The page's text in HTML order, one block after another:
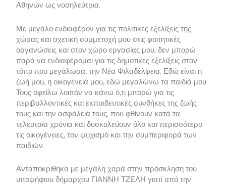
Αθηνών ως νοσηλεύτρια.
Με μεγάλο ενδιαφέρον για τις πολιτικές εξελίξεις της
χώρας και σχετική συμμετοχή μου στις φοιτητικές
οργανώσεις και στον χώρο εργασίας μου, δεν μπορώ
παρά να ενδιαφέρομαι για τις δημοτικές εξελίξεις στον
τόπο που μεγάλωσα, την Νέα Φιλαδέλφεια. Εδώ είναι η
ζωή μου, η οικογένειά μου, εδώ μεγαλώνω τα παιδιά μου.
Τους οφείλω λοιπόν να κάνω ό,τι μπορώ για τις
περιβαλλοντικές και εκπαιδευτικές συνθήκες της ζωής
τους και την ασφάλειά τους, που φθίνουν κατά τα
τελευταία χρόνια και δυσκολεύουν όλο και περισσότερο
τις οικογένειες, τον ψυχισμό και την συμπεριφορά των
παιδιών.
Ανταποκρίθηκα με μεγάλη χαρά στην πρόσκληση του
υποψήφιου δήμαρχου ΓΙΑΝΝΗ ΤΖΕΛΗ γιατί από την